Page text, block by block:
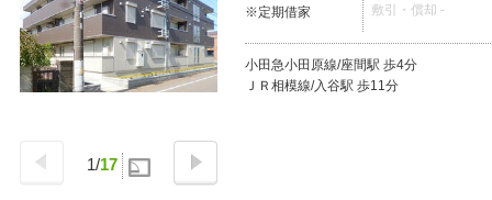
1/17
※定期借家
敷引・償却 -
小田急小田原線/座間駅 歩4分
ＪＲ相模線/入谷駅 歩11分